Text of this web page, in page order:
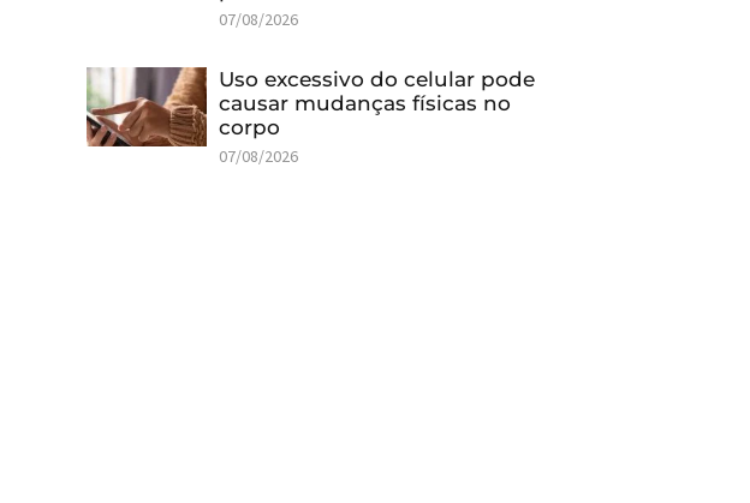
07/08/2026
Uso excessivo do celular pode
causar mudanças físicas no
corpo
07/08/2026